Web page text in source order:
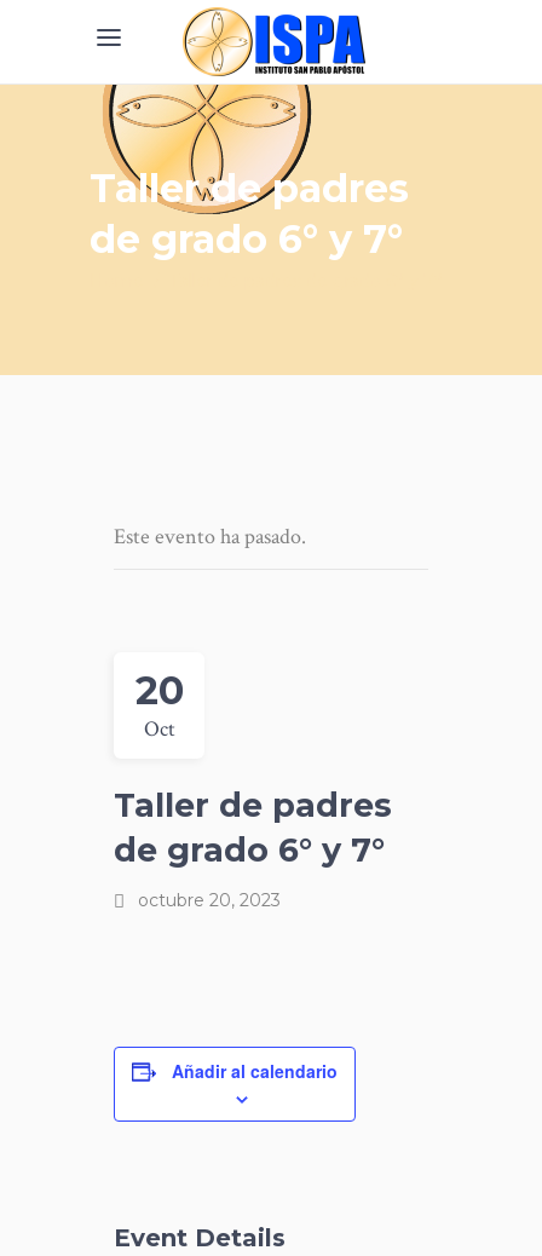
Taller de padres
de grado 6° y 7°
Este evento ha pasado.
20
Oct
Taller de padres
de grado 6° y 7°
octubre 20, 2023
Añadir al calendario
Event Details